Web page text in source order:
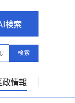
検索
検索
政情報